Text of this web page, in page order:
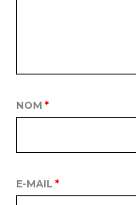
NOM *
E-MAIL *